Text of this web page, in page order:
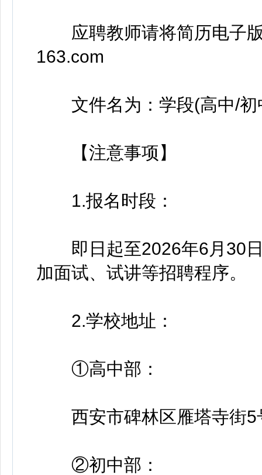
应聘教师请将简历电子版
163.com
文件名为：学段(高中/初
【注意事项】
1.报名时段：
即日起至2026年6月30日
加面试、试讲等招聘程序。
2.学校地址：
①高中部：
西安市碑林区雁塔寺街5
②初中部：